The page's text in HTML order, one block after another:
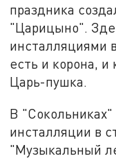
праздника
"Царицыно".
инсталляциями
есть и корона, и
Царь-пушка.
В
инсталляции в
"Музыкальный